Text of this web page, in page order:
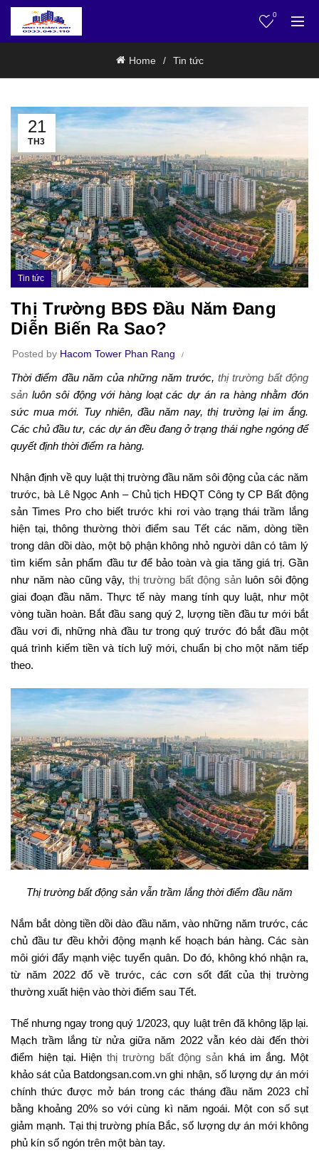
0
Home Tin tức
21
TH3
Tin tức
Thị Trường BĐS Đầu Năm Đang
Diễn Biến Ra Sao?
Posted by Hacom Tower Phan Rang
Thời điểm đầu năm của những năm trước,thị trường bất động
sản luôn sôi động với hàng loạt các dự án ra hàng nhằm đón
sức mua mới. Tuy nhiên, đầu năm nay, thị trường lại im ắng.
Các chủ đầu tư, các dự án đều đang ở trạng thái nghe ngóng để
quyết định thời điểm ra hàng.
Nhận định về quy luật thị trường đầu năm sôi động của các năm
trước, bà Lê Ngọc Anh – Chủ tịch HĐQT Công ty CP Bất động
sản Times Pro cho biết trước khi rơi vào trạng thái trầm lắng
hiện tại, thông thường thời điểm sau Tết các năm, dòng tiền
trong dân dồi dào, một bộ phận không nhỏ người dân có tâm lý
tìm kiếm sản phẩm đầu tư để bảo toàn và gia tăng giá trị. Gần
như năm nào cũng vậy, thị trường bất động sảnluôn sôi động
giai đoạn đầu năm. Thực tế này mang tính quy luật, như một
vòng tuần hoàn. Bắt đầu sang quý 2, lượng tiền đầu tư mới bắt
đầu vơi đi, những nhà đầu tư trong quý trước đó bắt đầu một
quá trình kiếm tiền và tích luỹ mới, chuẩn bị cho một năm tiếp
theo.
Thị trường bất động sản vẫn trầm lắng thời điểm đầu năm
Nắm bắt dòng tiền dồi dào đầu năm, vào những năm trước, các
chủ đầu tư đều khởi động mạnh kế hoạch bán hàng. Các sàn
môi giới đẩy mạnh việc tuyển quân. Do đó, không khó nhận ra,
từ năm 2022 đổ về trước, các cơn sốt đất của thị trường
thường xuất hiện vào thời điểm sau Tết.
Thế nhưng ngay trong quý 1/2023, quy luật trên đã không lặp lại.
Mạch trầm lắng từ nửa giữa năm 2022 vẫn kéo dài đến thời
điểm hiện tại. Hiện thị trường bất động sản khá im ắng. Một
khảo sát của Batdongsan.com.vn ghi nhận, số lượng dự án mới
chính thức được mở bán trong các tháng đầu năm 2023 chỉ
bằng khoảng 20% so với cùng kì năm ngoái. Một con số sụt
giảm mạnh. Tại thị trường phía Bắc, số lượng dự án mới không
phủ kín số ngón trên một bàn tay.